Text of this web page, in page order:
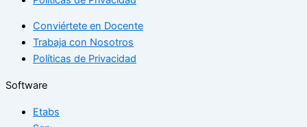
Conviértete en Docente
Trabaja con Nosotros
Políticas de Privacidad
Software
Etabs